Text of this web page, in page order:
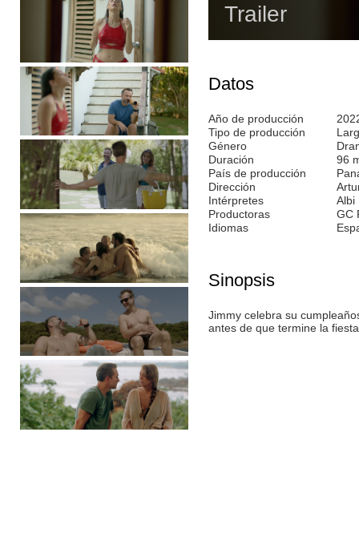
Trailer
Datos
Año de producción
Tipo de producción
Género
Duración
96
País de producción
Dirección
Intérpretes
Albi
Productoras
GC
Idiomas
Sinopsis
Jimmy celebra su
antes de que termine la